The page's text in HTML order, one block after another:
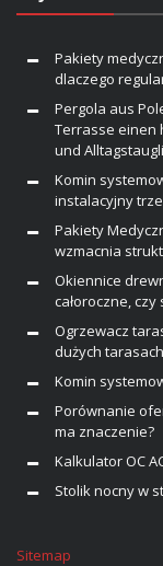
Pakiety
dlaczego
Pergola aus
Terrasse einen
und
Komin
instalacyjny
Pakiety
wzmacnia
Okiennice
całoroczne,
Ogrzewacz
dużych
Komin
Porównanie
ma znaczenie?
Kalkulator OC
Stolik nocny w
Sitemap